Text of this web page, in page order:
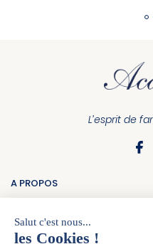
L’esprit de
A PROPOS
Nos boutiques
COMMANDE